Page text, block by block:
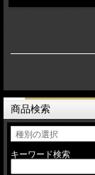
商品検索
キーワード検索